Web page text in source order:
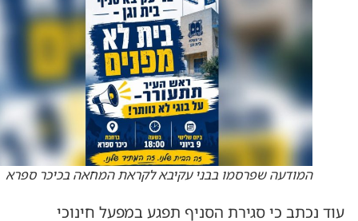
המודעה שפרסמו בבני עקיבא לקראת המחאה בכיכר ספרא
עוד נכתב כי סגירת הסניף תפגע במפעל חינוכי